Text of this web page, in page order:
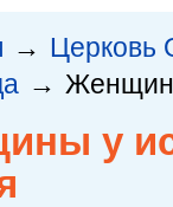
→ Церковь
→
у